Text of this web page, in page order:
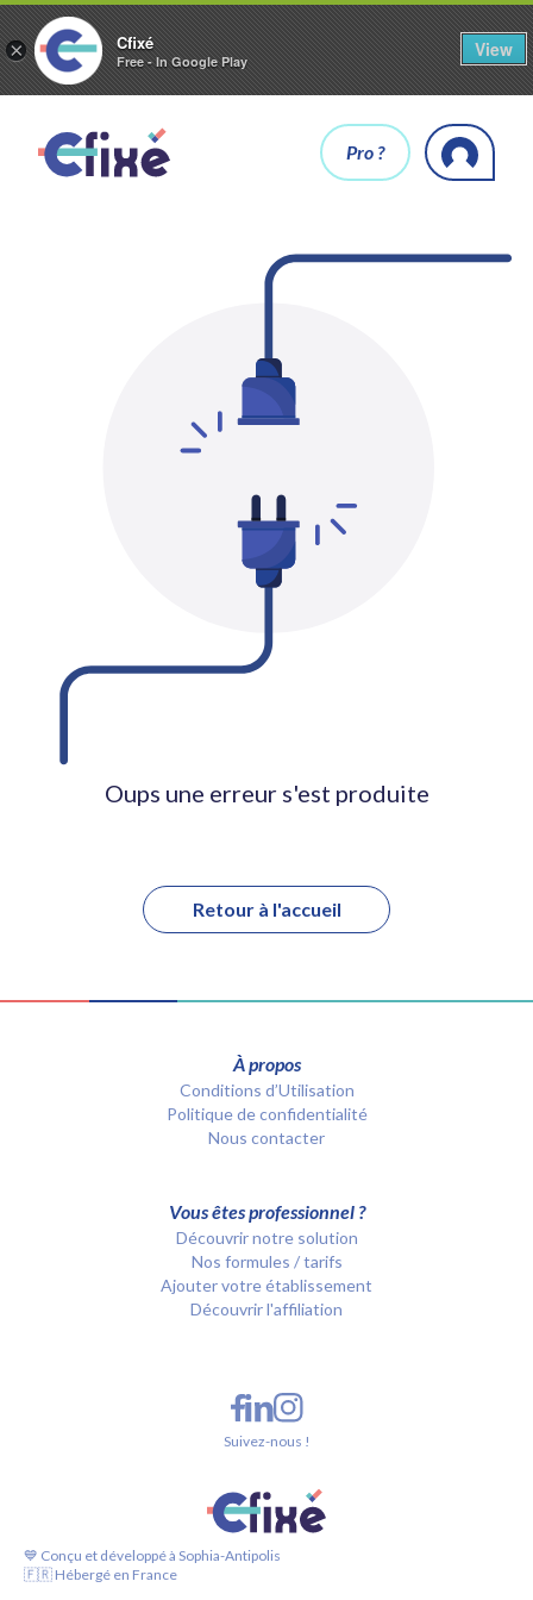
× Cfixé
Free - In Google Play
View
Pro ?
Oups une erreur s'est produite
Retour à l'accueil
À propos
Conditions d’Utilisation
Politique de confidentialité
Nous contacter
Vous êtes professionnel ?
Découvrir notre solution
Nos formules / tarifs
Ajouter votre établissement
Découvrir l'affiliation
💙 Conçu et développé à Sophia-Antipolis
🇫🇷 Hébergé en France
Suivez-nous !